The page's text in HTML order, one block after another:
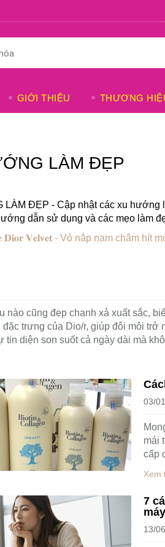
GIỚI THIỆU THƯƠNG
LÀM ĐẸP
LÀM ĐẸP - Cập nhật các xu hướng
dẫn sử dụng và các mẹo làm
nào cũng đẹp chanh xả xuất sắc,
đặc trưng của Dio/r, giúp đôi môi trở
tin diện son suốt cả ngày dài mà
03/
mái
cấp
Xem
7
13/